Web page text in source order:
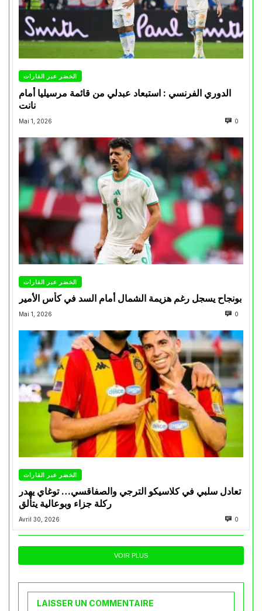
الخضر عبر القارات
الدوري الفرنسي : استبعاد عبدلي من قائمة مرسيليا أمام
نانت
Mai 1, 2026 0
الخضر عبر القارات
بونجاح يسجل رغم هزيمة الشمال أمام السد في كأس الأمير
Mai 1, 2026 0
الخضر عبر القارات
تعادل سلبي في كلاسيكو الترجي والصفاقسي… توغاي يهدر
ركلة جزاء وبوعالية يتألق
Avril 30, 2026 0
VOIR PLUS
LAISSER UN COMMENTAIRE